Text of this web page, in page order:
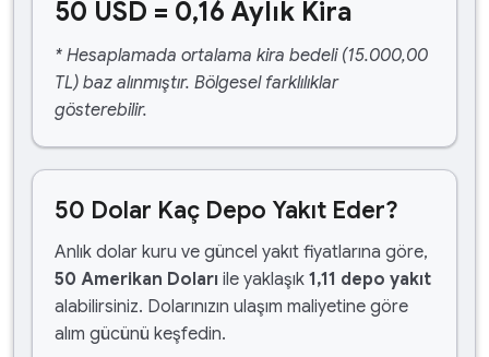
50 USD = 0,16 Aylık Kira
* Hesaplamada ortalama kira bedeli (15.000,00
TL) baz alınmıştır. Bölgesel farklılıklar
gösterebilir.
50 Dolar Kaç Depo Yakıt Eder?
Anlık dolar kuru ve güncel yakıt fiyatlarına göre,
50 Amerikan Doları ile yaklaşık 1,11 depo yakıt
alabilirsiniz. Dolarınızın ulaşım maliyetine göre
alım gücünü keşfedin.